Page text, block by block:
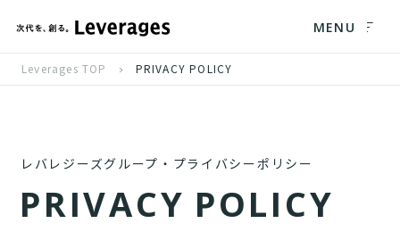
MENU
Leverages TOP PRIVACY POLICY
レバレジーズグループ・プライバシーポリシー
PRIVACY POLICY